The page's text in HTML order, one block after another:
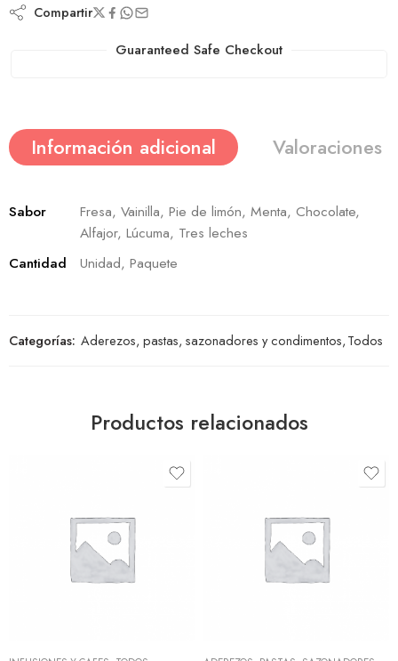
Compartir
Guaranteed Safe Checkout
Información adicional Valoraciones
Sabor
Fresa, Vainilla, Pie de limón, Menta, Chocolate,
Alfajor, Lúcuma, Tres leches
Cantidad
Unidad, Paquete
Categorías: Aderezos, pastas, sazonadores y condimentos,Todos
Productos relacionados